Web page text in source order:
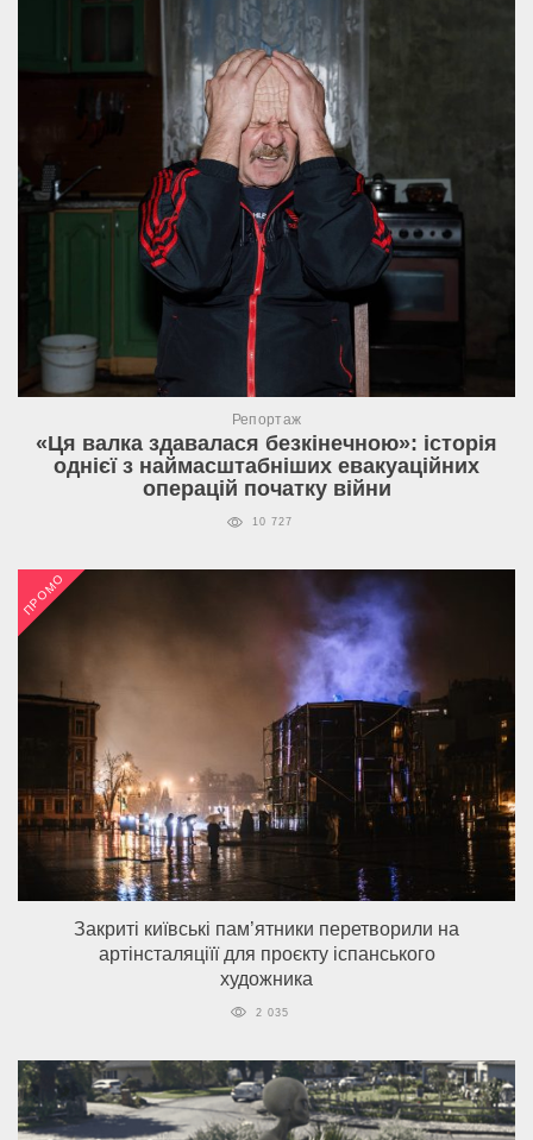
Репортаж
«Ця валка здавалася безкінечною»: історія
однієї з наймасштабніших евакуаційних
операцій початку війни
10 727
ПРОМО
Закриті київські пам’ятники перетворили на
артінсталяціїї для проєкту іспанського
художника
2 035